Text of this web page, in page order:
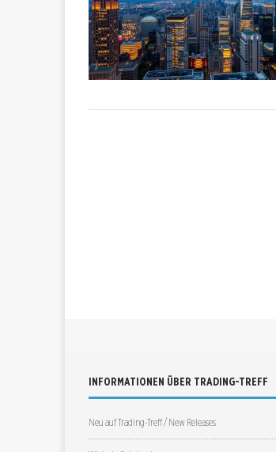
INFORMATIONEN ÜBER TRADING-TREFF
Neu auf Trading-Treff / New Releases